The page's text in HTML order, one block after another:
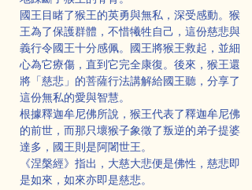
國王目睹了猴王的英勇與無私，深受感動。猴
王為了保護群體，不惜犧牲自己，這份慈悲與
義行令國王十分感佩。國王將猴王救起，並細
心為它療傷，直到它完全康復。後來，猴王還
將「慈悲」的菩薩行法講解給國王聽，分享了
這份無私的愛與智慧。
根據釋迦牟尼佛所說，猴王代表了釋迦牟尼佛
的前世，而那只壞猴子象徵了叛逆的弟子提婆
達多，國王則是阿闍世王。
《涅槃經》指出，大慈大悲便是佛性，慈悲即
是如來，如來亦即是慈悲。